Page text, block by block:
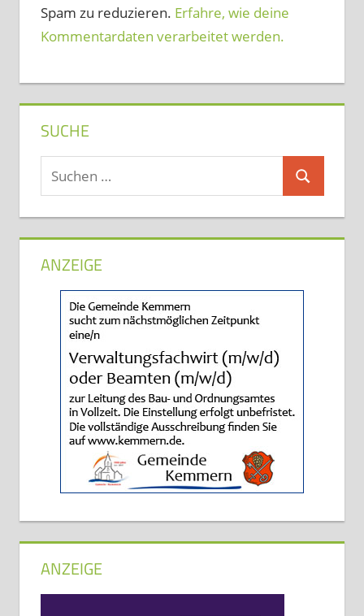
Spam zu reduzieren. Erfahre, wie deine
Kommentardaten verarbeitet werden.
SUCHE
Suchen
nach:
Suchen
ANZEIGE
ANZEIGE